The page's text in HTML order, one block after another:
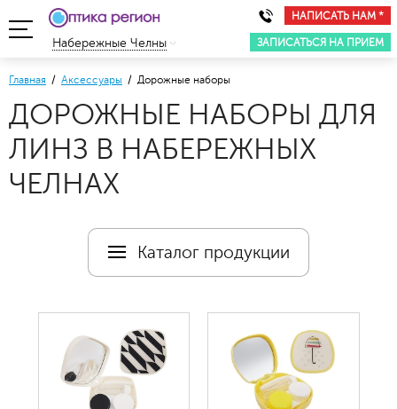
НАПИСАТЬ НАМ *
ЗАПИСАТЬСЯ НА ПРИЕМ
Набережные Челны
Главная / Аксессуары / Дорожные наборы
ДОРОЖНЫЕ НАБОРЫ ДЛЯ
ЛИНЗ В НАБЕРЕЖНЫХ
ЧЕЛНАХ
Каталог продукции